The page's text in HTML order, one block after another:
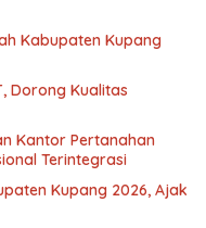
Kabupaten Kupang
Dorong Kualitas
Kantor Pertanahan
Terintegrasi
Kupang 2026, Ajak